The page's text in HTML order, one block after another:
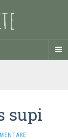
supi